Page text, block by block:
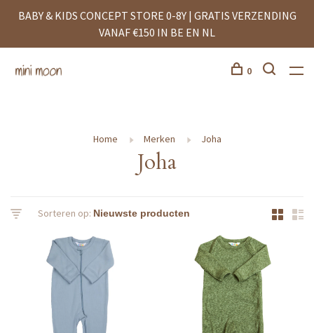
BABY & KIDS CONCEPT STORE 0-8Y | GRATIS VERZENDING
VANAF €150 IN BE EN NL
0
Home Merken Joha
Joha
Sorteren op: